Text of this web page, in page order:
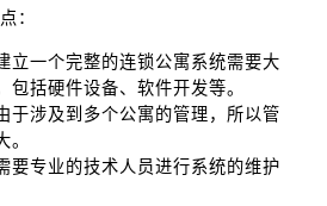
：
立一个完整的连锁公寓系统需要大
包括硬件设备、软件开发等。
于涉及到多个公寓的管理，所以管
要专业的技术人员进行系统的维护